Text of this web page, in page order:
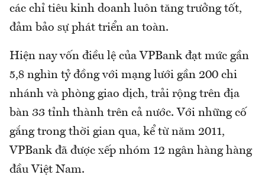
các chỉ tiêu kinh doanh luôn tăng trưởng tốt,
đảm bảo sự phát triển an toàn.
Hiện nay vốn điều lệ của VPBank đạt mức gần
5,8 nghìn tỷ đồng với mạng lưới gần 200 chi
nhánh và phòng giao dịch, trải rộng trên địa
bàn 33 tỉnh thành trên cả nước. Với những cố
gắng trong thời gian qua, kể từ năm 2011,
VPBank đã được xếp nhóm 12 ngân hàng hàng
đầu Việt Nam.